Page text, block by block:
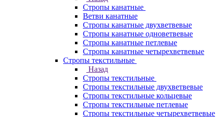
Стропы канатные
Ветви канатные
Стропы канатные двухветвевые
Стропы канатные одноветвевые
Стропы канатные петлевые
Стропы канатные четырехветвевые
Стропы текстильные
Назад
Стропы текстильные
Стропы текстильные двухветвевые
Стропы текстильные кольцевые
Стропы текстильные петлевые
Стропы текстильные четырехветвевые